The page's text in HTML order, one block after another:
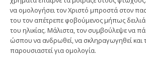
να ομολογήσει τον Χριστό μπροστά στον
του τον απέτρεπε φοβούμενος μήπως
του ηλικίας. Μάλιστα, τον συμβούλεψε να
ώσπου να ανδρωθεί, να σκληραγωγηθεί και
παρουσιαστεί για ομολογία.